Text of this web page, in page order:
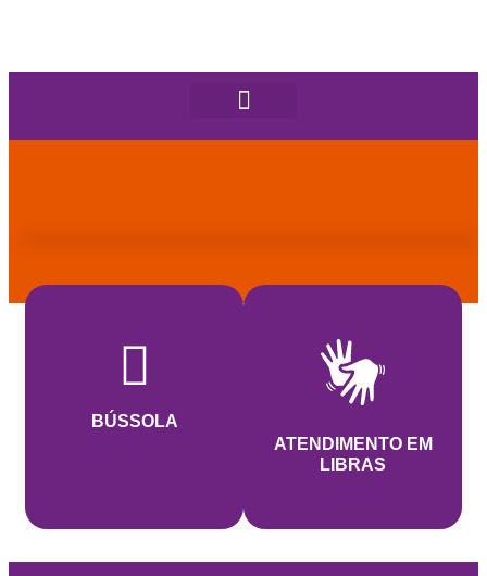
BÚSSOLA
ATENDIMENTO EM
LIBRAS